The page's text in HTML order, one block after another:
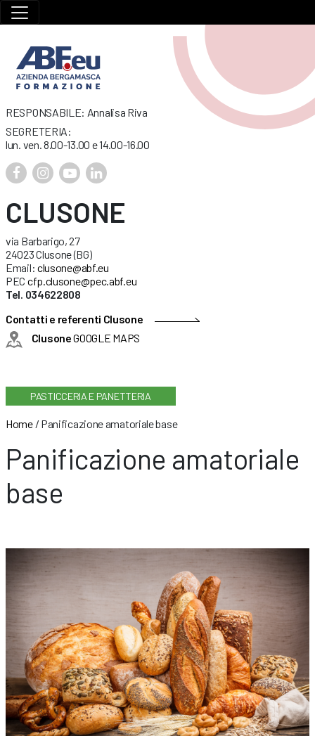
RESPONSABILE: Annalisa Riva
SEGRETERIA:
lun. ven. 8.00-13.00 e 14.00-16.00
CLUSONE
via Barbarigo, 27
24023 Clusone (BG)
Email: clusone@abf.eu
PEC cfp.clusone@pec.abf.eu
Tel. 034622808
Contatti e referenti Clusone
ClusoneGOOGLE MAPS
PASTICCERIA E PANETTERIA
Home/ Panificazione amatoriale base
Panificazione amatoriale
base